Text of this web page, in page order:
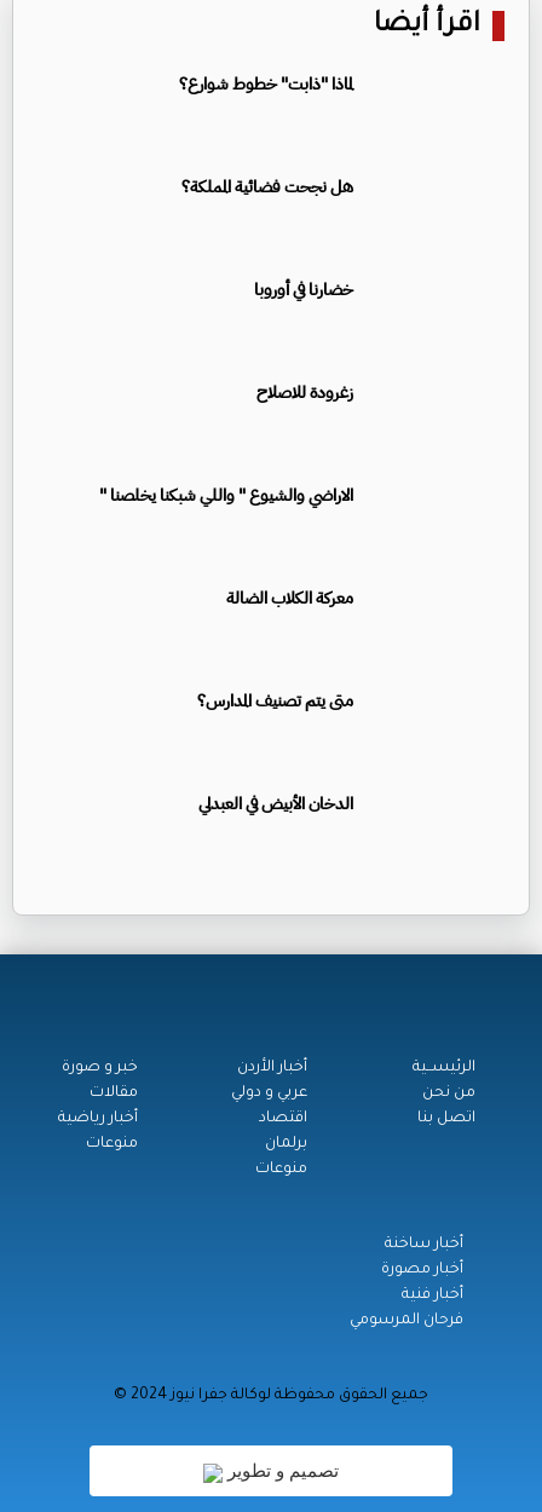
اقرأ أيضا
لماذا "ذابت" خطوط شوارع؟
هل نجحت فضائية المملكة؟
خضارنا في أوروبا
زغرودة للاصلاح
الاراضي والشيوع " واللي شبكنا يخلصنا "
معركة الكلاب الضالة
متى يتم تصنيف المدارس؟
الدخان الأبيض في العبدلي
الرئيســية
من نحن
اتصل بنا
أخبار الأردن
عربي و دولي
اقتصاد
برلمان
منوعات
خبر و صورة
مقالات
أخبار رياضية
منوعات
أخبار ساخنة
أخبار مصورة
أخبار فنية
فرحان المرسومي
© جميع الحقوق محفوظة لوكالة جفرا نيوز 2024
تصميم و تطوير